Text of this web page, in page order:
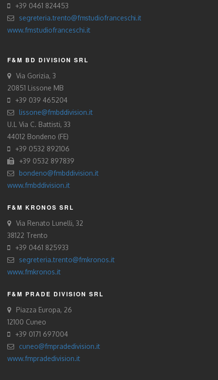
+39 0461 824453
segreteria.trento@fmstudiofranceschi.it
www.fmstudiofranceschi.it
F&M BD DIVISION SRL
Via Gorizia, 3
20851 Lissone MB
+39 039 465204
lissone@fmbddivision.it
U.L Via C. Battisti, 33
44012 Bondeno (FE)
+39 0532 892106
+39 0532 897839
bondeno@fmbddivision.it
www.fmbddivision.it
F&M KRONOS SRL
Via Renato Lunelli, 32
38122 Trento
+39 0461 825933
segreteria.trento@fmkronos.it
www.fmkronos.it
F&M PRADE DIVISION SRL
Piazza Europa, 26
12100 Cuneo
+39 0171 697004
cuneo@fmpradedivision.it
www.fmpradedivision.it